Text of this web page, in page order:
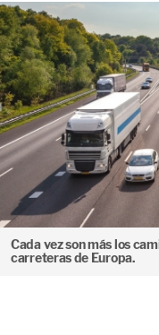
Cada vez son más los
carreteras de Europa.